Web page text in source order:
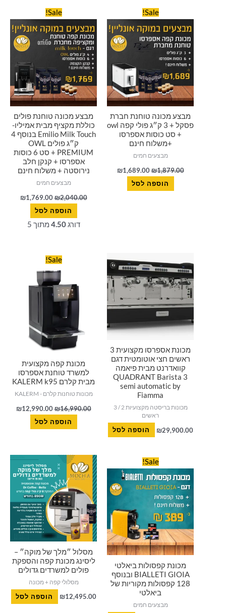
Sale!
מבצע מכונה טוחנת חברת
פסקל + 3 ק״ג פולי קפה owl
+ סט כוסות אספרסו
+משלוח חינם
מבצעים חמים
₪1,879.00
המחיר
המקורי
היה:
₪1,879.00.
₪1,689.00
הנוכחי
הוא:
₪1,689.00.
הוספה לסל
Sale!
מבצע מכונה טוחנת פולים
כוללת מקציף מבית אמיליו-
Emilio Milk Touch בנוסף 4
ק״ג פולים OWL
PREMIUM + סט 6 כוסות
אספרסו + קנקן חלב
נירוסטה + משלוח חינם
מבצעים חמים
₪2,040.00
המחיר
המקורי
היה:
₪2,040.00.
₪1,769.00
הנוכחי
הוא:
הוספה לסל
דורג4.50 מתוך 5
מכונת אספרסו מקצועית 3
ראשים חצי אוטומטית דגם
קוואדרנט מבית פיאמה
QUADRANT Barista 3
semi automatic by
Fiamma
מכונות בריסטה מקצועיות 2 / 3
ראשים
₪29,900.00 הוספה לסל
Sale!
מכונת קפה מקצועית
למשרד טוחנת אספרסו
מבית קלרם KALERM k95
מכונות טוחנות קלרם - KALERM
₪16,990.00
המחיר
המקורי
היה:
₪16,990.00.
₪12,990.00
הוספה לסל
Sale!
מכונת קפסולות ביאלטי
BIALLETI GIOIA ובנוסף
128 קפסולות מקוריות של
ביאלטי
מבצעים חמים
המחיר
המקורי
היה:
₪529.00.
הנוכחי
הוא:
₪389.00.
מסלול ״מלך של מוקה״ –
ליסינג מכונת קפה והספקת
פולים למשרדים גדולים
מסלולי קפה + מכונה
₪12,495.00 הוספה לסל
סמן קישורים
לאפס
את
כל
האפשרויות
cached